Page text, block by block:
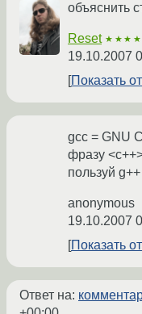
объяснить
Reset
19.10.2007
Показать
gcc = GNU
фразу
пользуй g++
anonymous
19.10.2007
Показать
Ответ на: